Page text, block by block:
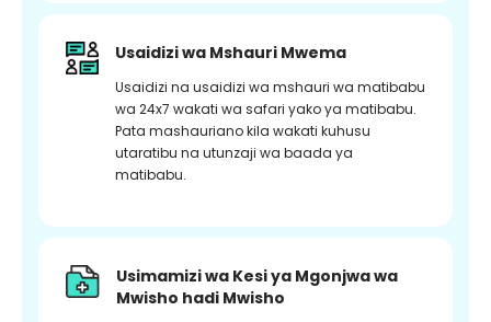
Usaidizi wa Mshauri Mwema
Usaidizi na usaidizi wa mshauri wa matibabu
wa 24x7 wakati wa safari yako ya matibabu.
Pata mashauriano kila wakati kuhusu
utaratibu na utunzaji wa baada ya
matibabu.
Usimamizi wa Kesi ya Mgonjwa wa
Mwisho hadi Mwisho